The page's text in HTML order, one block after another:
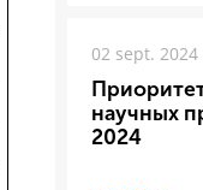
02 sept. 2024
научных
2024